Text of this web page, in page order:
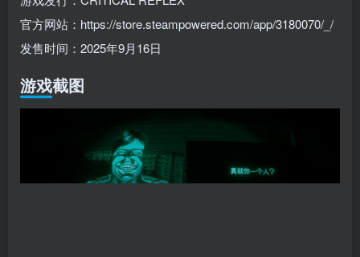
官方网站：https://store.steampowered.com/app/3180070/_/
发售时间：2025年9月16日
游戏截图